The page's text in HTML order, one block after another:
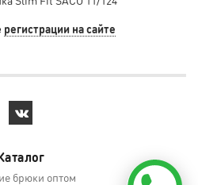
регистрации на сайте
брюки оптом